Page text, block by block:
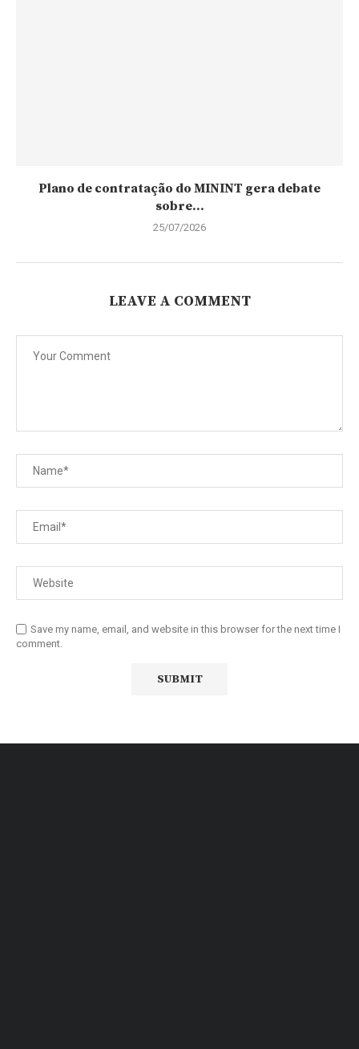
Plano de contratação do MININT gera debate
sobre...
25/07/2026
LEAVE A COMMENT
Save my name, email, and website in this browser for the next time I
comment.